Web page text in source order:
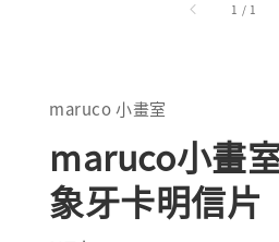
1 / 1
maruco 小畫室
maruco小畫
象牙卡明信片